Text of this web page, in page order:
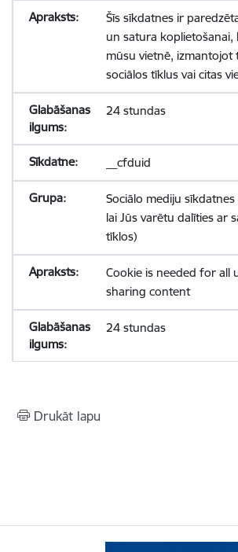
Šīs sīkdatnes ir
un satura koplietošanai,
mūsu vietnē, izmantojot
sociālos tīklus vai citas
24 stundas
__cfduid
Sociālo mediju sīkdatnes
lai Jūs varētu dalīties ar
tīklos)
Cookie is needed for all
sharing content
24 stundas
Drukāt lapu